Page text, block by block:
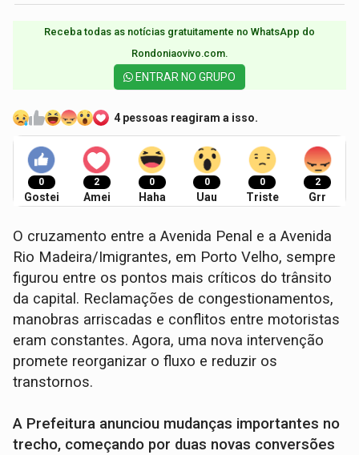
Receba todas as notícias gratuitamente no WhatsApp do
Rondoniaovivo.com.​
ENTRAR NO GRUPO
4 pessoas reagiram a isso.
0
Gostei
2
Amei
0
Haha
0
Uau
0
Triste
2
Grr
O cruzamento entre a Avenida Penal e a Avenida
Rio Madeira/Imigrantes, em Porto Velho, sempre
figurou entre os pontos mais críticos do trânsito
da capital. Reclamações de congestionamentos,
manobras arriscadas e conflitos entre motoristas
eram constantes. Agora, uma nova intervenção
promete reorganizar o fluxo e reduzir os
transtornos.
A Prefeitura anunciou mudanças importantes no
trecho, começando por duas novas conversões